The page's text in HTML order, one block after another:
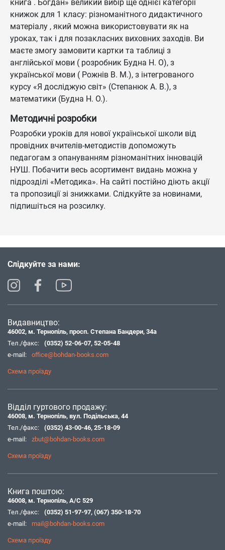
книга . Богдан» великий вибір ще однієї категорії
книжок для 1 класу: різноманітного дидактичного
матеріалу , який можна використовувати як на
уроках, так і для позакласних виховних заходів. Ви
маєте змогу замовити картки та таблиці з
англійської мови ( розробник Будна Н. О), з
української мови ( Рожнів В. М.), з інтегрованого
курсу «Я досліджую світ» (Степанюк А. В.), з
математики (Будна Н. О.).
Методичні розробки
Розробки уроків для нової української школи від
провідних вчителів-методистів допоможуть
педагогам з опануванням різноманітних інновацій
НУШ. Побачити весь асортимент видань можна у
підрозділі «Методика». На сайті постійно діють акції
та пропозиції зі знижками. Слідкуйте за новинами,
підпишіться на розсилку.
Слідкуйте за нами:
Видавництво:
46002, м. Тернопіль, просп. Степана Бандери, 34а
Тел./факс:
(0352) 52-06-07, 52-05-48
e-mail:
office@bohdan-books.com
Схема проїзду
Відділ гуртового продажу:
46008, м. Тернопіль, вул. Подільська, 44
Тел./факс:
(0352) 43-00-46, 25-18-09
e-mail:
zbut@bohdan-books.com
Схема проїзду
Книга поштою:
46008, м. Тернопіль, А/С 529
Тел./факс:
(0352) 51-97-97, (067) 350-18-70
e-mail:
mail@bohdan-books.com
Схема проїзду